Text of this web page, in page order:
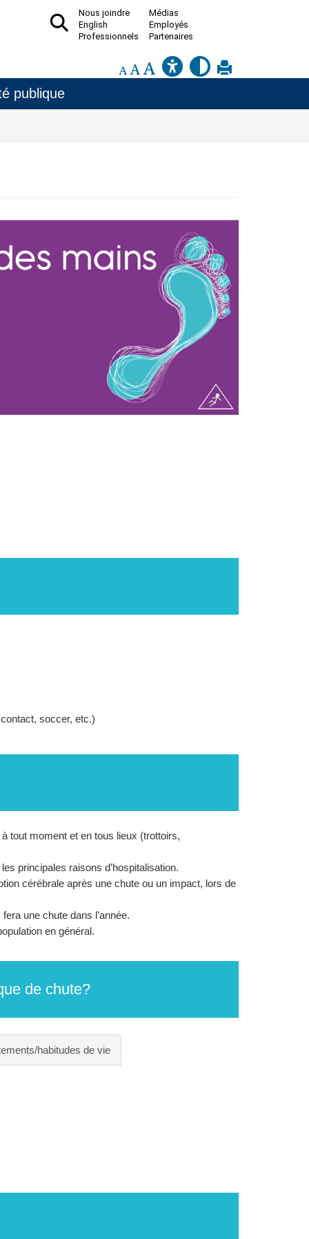
Nous joindre
Médias
English
Employés
Professionnels
Partenaires
publique
soccer, etc.)
tout moment et en tous lieux (trottoirs,
principales raisons d’hospitalisation.
cérébrale après une chute ou un impact, lors de
une chute dans l’année.
en général.
de chute?
habitudes de vie